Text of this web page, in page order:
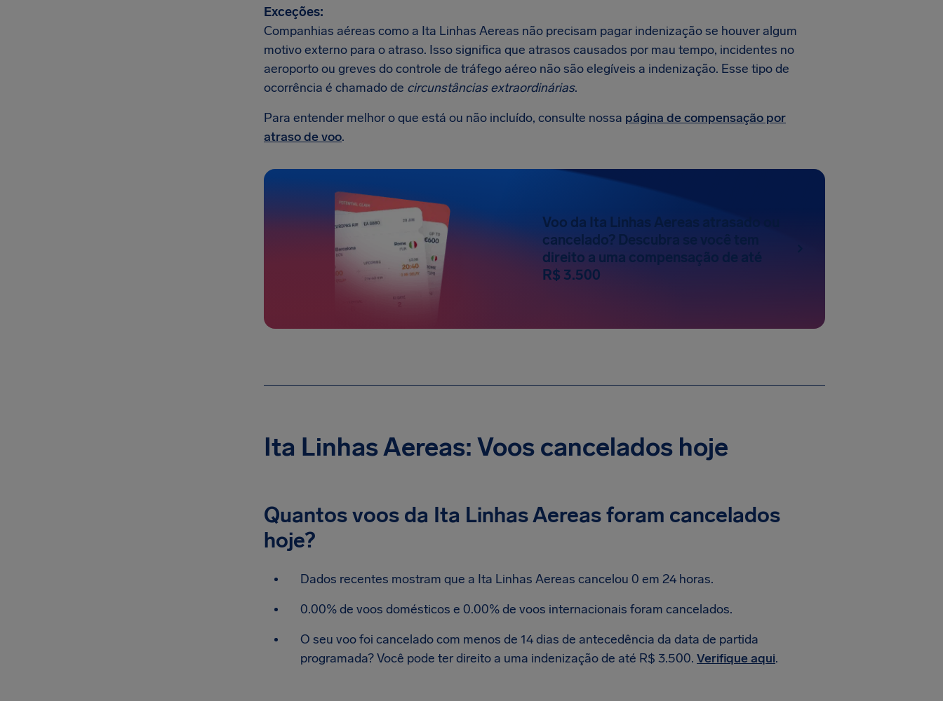
Exceções:
Companhias aéreas como a Ita Linhas Aereas não precisam pagar indenização se houver algum
motivo externo para o atraso. Isso significa que atrasos causados por mau tempo, incidentes no
aeroporto ou greves do controle de tráfego aéreo não são elegíveis a indenização. Esse tipo de
ocorrência é chamado de circunstâncias extraordinárias.
Para entender melhor o que está ou não incluído, consulte nossa página de compensação por
atraso de voo.
Voo da Ita Linhas Aereas atrasado ou
cancelado? Descubra se você tem
direito a uma compensação de até
R$ 3.500
Ita Linhas Aereas: Voos cancelados hoje
Quantos voos da Ita Linhas Aereas foram cancelados
hoje?
Dados recentes mostram que a Ita Linhas Aereas cancelou 0 em 24 horas.
0.00% de voos domésticos e 0.00% de voos internacionais foram cancelados.
O seu voo foi cancelado com menos de 14 dias de antecedência da data de partida
programada? Você pode ter direito a uma indenização de até R$ 3.500. Verifique aqui.